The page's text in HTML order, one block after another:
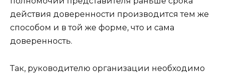
действия доверенности производится тем же
способом и в той же форме, что и сама
доверенность.
Так, руководителю организации необходимо